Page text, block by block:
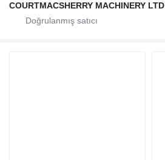
COURTMACSHERRY MACHINERY LTD